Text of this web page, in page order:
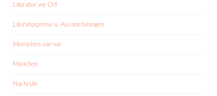
Literatur vor Ort
Literaturpreise u. Auszeichnungen
Menschen wie wir
München
Nachrufe